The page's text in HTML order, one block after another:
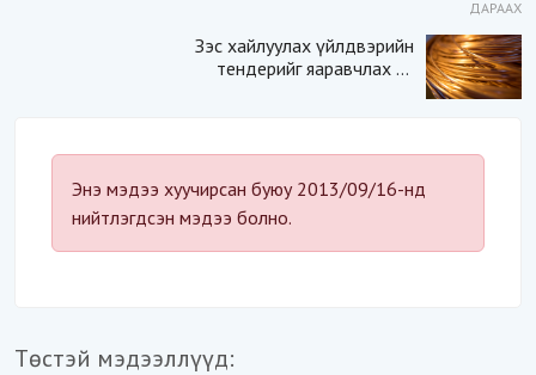
ДАРААХ
Зэс хайлуулах үйлдвэрийн
тендерийг яаравчлах нь
Энэ мэдээ хуучирсан буюу 2013/09/16-нд
нийтлэгдсэн мэдээ болно.
Төстэй мэдээллүүд: